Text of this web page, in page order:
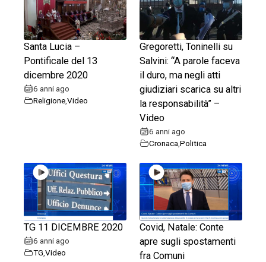
Santa Lucia –
Pontificale del 13
dicembre 2020
6 anni ago
ReligioneVideo
Gregoretti, Toninelli su
Salvini: “A parole faceva
il duro, ma negli atti
giudiziari scarica su altri
la responsabilità” –
Video
6 anni ago
Cronaca ,Politica
TG 11 DICEMBRE 2020
6 anni ago
TG Video
Covid, Natale: Conte
apre sugli spostamenti
fra Comuni